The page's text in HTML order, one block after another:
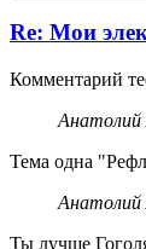
Re: Мои
Комментарий
Анатолий
Тема одна
Анатолий
Ты лучше